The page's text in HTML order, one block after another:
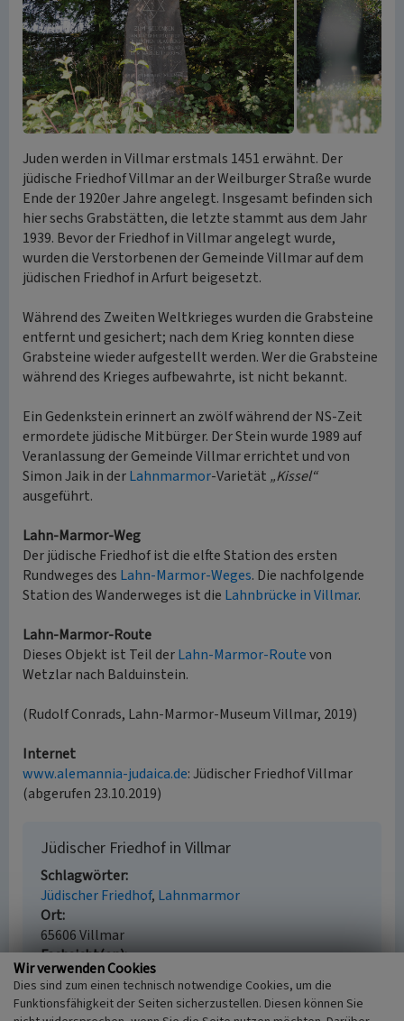
Juden werden in Villmar erstmals 1451 erwähnt. Der
jüdische Friedhof Villmar an der Weilburger Straße wurde
Ende der 1920er Jahre angelegt. Insgesamt befinden sich
hier sechs Grabstätten, die letzte stammt aus dem Jahr
1939. Bevor der Friedhof in Villmar angelegt wurde,
wurden die Verstorbenen der Gemeinde Villmar auf dem
jüdischen Friedhof in Arfurt beigesetzt.
Während des Zweiten Weltkrieges wurden die Grabsteine
entfernt und gesichert; nach dem Krieg konnten diese
Grabsteine wieder aufgestellt werden. Wer die Grabsteine
während des Krieges aufbewahrte, ist nicht bekannt.
Ein Gedenkstein erinnert an zwölf während der NS-Zeit
ermordete jüdische Mitbürger. Der Stein wurde 1989 auf
Veranlassung der Gemeinde Villmar errichtet und von
Simon Jaik in derLahnmarmor-Varietät „Kissel“
ausgeführt.
Lahn-Marmor-Weg
Der jüdische Friedhof ist die elfte Station des ersten
Rundweges des Lahn-Marmor-Weges. Die nachfolgende
Station des Wanderweges ist die Lahnbrücke in Villmar.
Lahn-Marmor-Route
Dieses Objekt ist Teil derLahn-Marmor-Routevon
Wetzlar nach Balduinstein.
(Rudolf Conrads, Lahn-Marmor-Museum Villmar, 2019)
Internet
www.alemannia-judaica.de: Jüdischer Friedhof Villmar
(abgerufen 23.10.2019)
Jüdischer Friedhof in Villmar
Schlagwörter
Jüdischer Friedhof Lahnmarmor
Ort
65606 Villmar
Fachsicht(en)
Kulturlandschaftspflege, Landeskunde
Erfassungsmaßstab
i.d.R. 1:5.000 (größer als 1:20.000)
Wir verwenden Cookies
Dies sind zum einen technisch notwendige Cookies, um die
Funktionsfähigkeit der Seiten sicherzustellen. Diesen können Sie